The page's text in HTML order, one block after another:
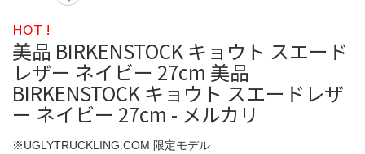
HOT !
美品 BIRKENSTOCK キョウト スエード
レザー ネイビー 27cm 美品
BIRKENSTOCK キョウト スエードレザ
ー ネイビー 27cm - メルカリ
※UGLYTRUCKLING.COM 限定モデル